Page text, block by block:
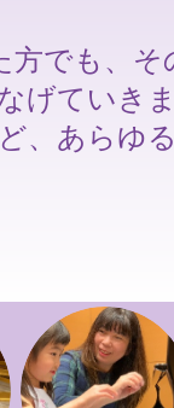
でも、そ
げていき
、あらゆ